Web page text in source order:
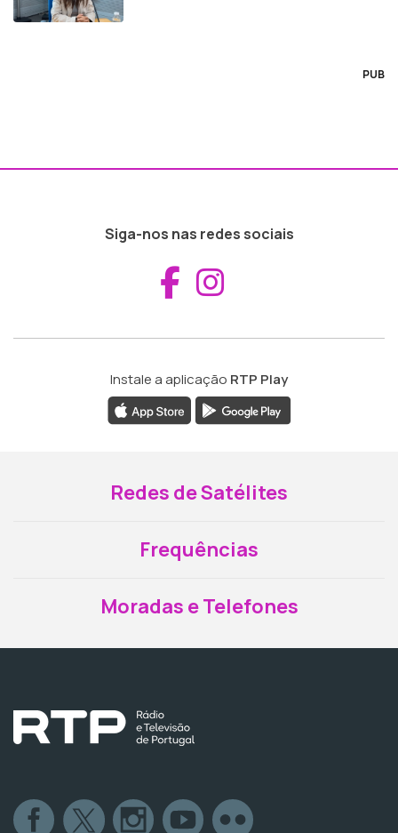
PUB
Siga-nos nas redes sociais
Aceder ao
Instale a aplicação RTP Play
Redes de Satélites
Frequências
Moradas e Telefones